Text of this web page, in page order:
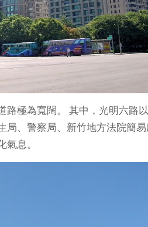
極為寬闊。 其中，光明六路
局、警察局、新竹地方法院簡
氣息。